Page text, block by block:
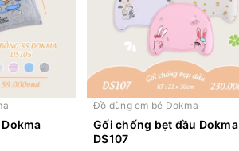
Đồ dùng em bé Dokma
Gối chống bẹt đầu Dokma
DS107